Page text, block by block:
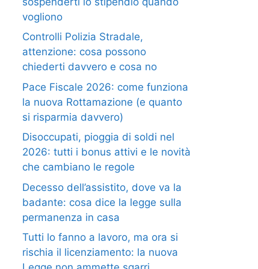
vogliono
Controlli Polizia Stradale,
attenzione: cosa possono
chiederti davvero e cosa no
Pace Fiscale 2026: come funziona
la nuova Rottamazione (e quanto
si risparmia davvero)
Disoccupati, pioggia di soldi nel
2026: tutti i bonus attivi e le novità
che cambiano le regole
Decesso dell’assistito, dove va la
badante: cosa dice la legge sulla
permanenza in casa
Tutti lo fanno a lavoro, ma ora si
rischia il licenziamento: la nuova